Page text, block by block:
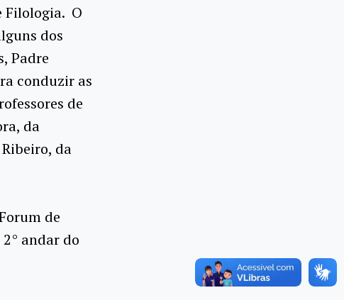
Filologia. O
dos
Padre
conduzir as
de
da
da
de
andar do